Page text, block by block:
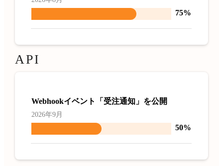
75%
API
Webhookイベント「受注通知」を公開
2026年9月
50%